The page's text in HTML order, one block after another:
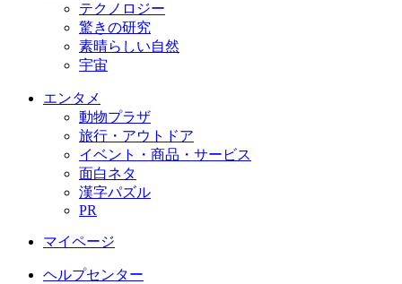
テクノロジー
驚きの研究
素晴らしい自然
宇宙
エンタメ
動物プラザ
旅行・アウトドア
イベント・商品・サービス
面白ネタ
漢字パズル
PR
マイページ
ヘルプセンター